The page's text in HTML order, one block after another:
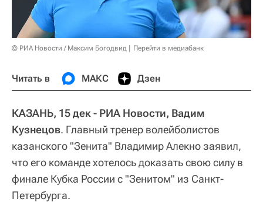
© РИА Новости / Максим Богодвид Перейти в медиабанк
Читать в МАКС Дзен
КАЗАНЬ, 15 дек - РИА Новости, Вадим
Кузнецов. Главный тренер волейболистов
казанского "Зенита" Владимир Алекно заявил,
что его команде хотелось доказать свою силу в
финале Кубка России с "Зенитом" из Санкт-
Петербурга.